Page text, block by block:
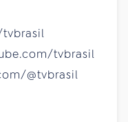
tvbrasil
@tvbrasil